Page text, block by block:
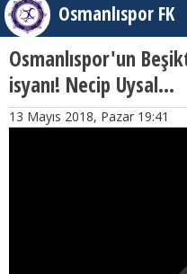
Osmanlıspor FK
Osmanlıspor'un
isyanı! Necip Uysal...
13 Mayıs 2018, Pazar 19:41